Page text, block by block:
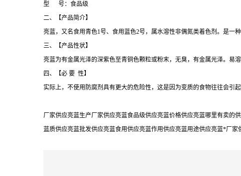
型 号：食品级
二、【产品简介】
亮蓝，又名食用青色1号、食用蓝色2号，属水溶性非偶氮类着色剂。是一
三、【产品性状】
亮蓝为有金属光泽的深紫色至青铜色颗粒或粉末，无臭，有金属光泽。易
四、【必 要 性】
实际上，不使用防腐剂具有更大的危险性，这是因为变质的食物往往会引
厂家供应亮蓝生产厂家供应亮蓝食品级供应亮蓝价格供应亮蓝哪里有卖的
蓝质供应亮蓝批发供应亮蓝食用供应亮蓝作用供应亮蓝用途供应亮蓝*厂家